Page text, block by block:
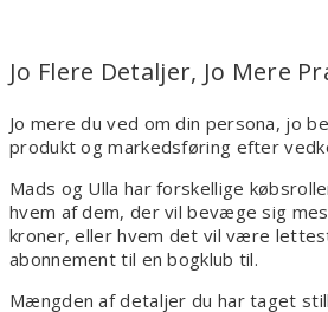
Jo Flere Detaljer, Jo Mere
Jo mere du ved om din persona, jo
produkt og markedsføring efter
Mads og Ulla har forskellige
hvem af dem, der vil bevæge sig
kroner, eller hvem det vil være
abonnement til en bogklub til.
Mængden af detaljer du har taget